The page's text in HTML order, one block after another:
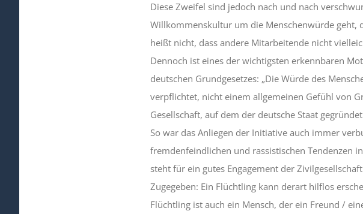
Diese Zweifel sind jedoch nach und nach
Willkommenskultur um die Menschenwürde geht,
heißt nicht, dass andere Mitarbeitende nicht
Dennoch ist eines der wichtigsten erkennbaren
deutschen Grundgesetzes: „Die Würde des
verpflichtet, nicht einem allgemeinen Gefühl von
Gesellschaft, auf dem der deutsche Staat
So war das Anliegen der Initiative auch immer
fremdenfeindlichen und rassistischen Tendenzen
steht für ein gutes Engagement der
Zugegeben: Ein Flüchtling kann derart hilflos
Flüchtling ist auch ein Mensch, der ein Freund /